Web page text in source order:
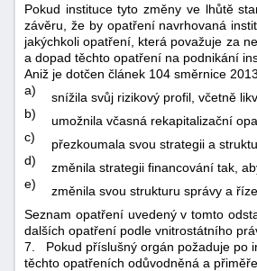
Pokud instituce tyto změny ve lhůtě
závěru, že by opatření navrhovaná
jakýchkoli opatření, která považuje za
a dopad těchto opatření na podnikání
Aniž je dotčen článek 104 směrnice
a)
snížila svůj rizikový profil, včetně
b)
umožnila včasná rekapitalizační
c)
přezkoumala svou strategii a
d)
změnila strategii financování tak,
e)
změnila svou strukturu správy a
Seznam opatření uvedený v tomto
dalších opatření podle vnitrostátního
7.
Pokud příslušný orgán požaduje po
těchto opatřeních odůvodněná a